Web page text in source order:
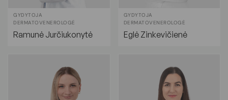
GYDYTOJA
DERMATOVENEROLOGĖ
Ramunė Jurčiukonytė
GYDYTOJA
DERMATOVENEROLOGĖ
Eglė Zinkevičienė